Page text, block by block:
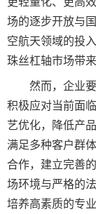
场的逐步开放与
空航天领域的投
珠丝杠轴市场带
然而，企业要
积极应对当前面
艺优化，降低产
满足多种客户群
合作，建立完善
场环境与严格的
培养高素质的专